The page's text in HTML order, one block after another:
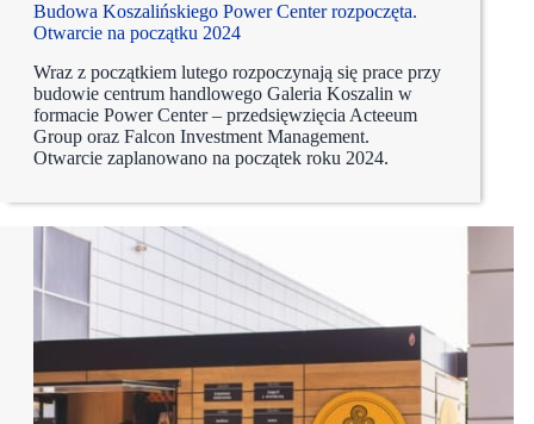
Budowa Koszalińskiego Power Center rozpoczęta.
Otwarcie na początku 2024
Wraz z początkiem lutego rozpoczynają się prace przy
budowie centrum handlowego Galeria Koszalin w
formacie Power Center – przedsięwzięcia Acteeum
Group oraz Falcon Investment Management.
Otwarcie zaplanowano na początek roku 2024.